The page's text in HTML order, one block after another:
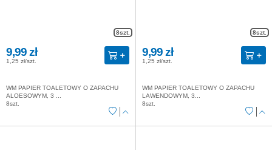
8szt.
9,99 zł
1,25 zł/szt.
WM PAPIER TOALETOWY O ZAPACHU
ALOESOWYM, 3 ...
8szt.
8szt.
9,99 zł
1,25 zł/szt.
WM PAPIER TOALETOWY O ZAPACHU
LAWENDOWYM, 3...
8szt.